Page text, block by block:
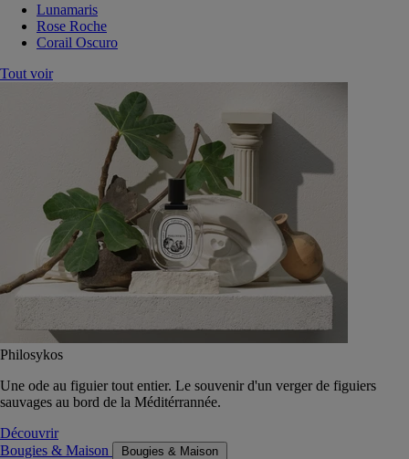
Lunamaris
Rose Roche
Corail Oscuro
Tout voir
Philosykos
Une ode au figuier tout entier. Le souvenir d'un verger de figuiers
sauvages au bord de la Méditérrannée.
Découvrir
Bougies & Maison
Bougies & Maison